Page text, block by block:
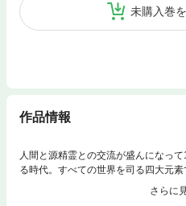
未購入巻
作品情報
人間と源精霊との交流が盛んになっ
る時代。すべての世界を司る四大元
でではありえなかった異属性のカッ
「ハイブリッド」と呼ばれる混交属